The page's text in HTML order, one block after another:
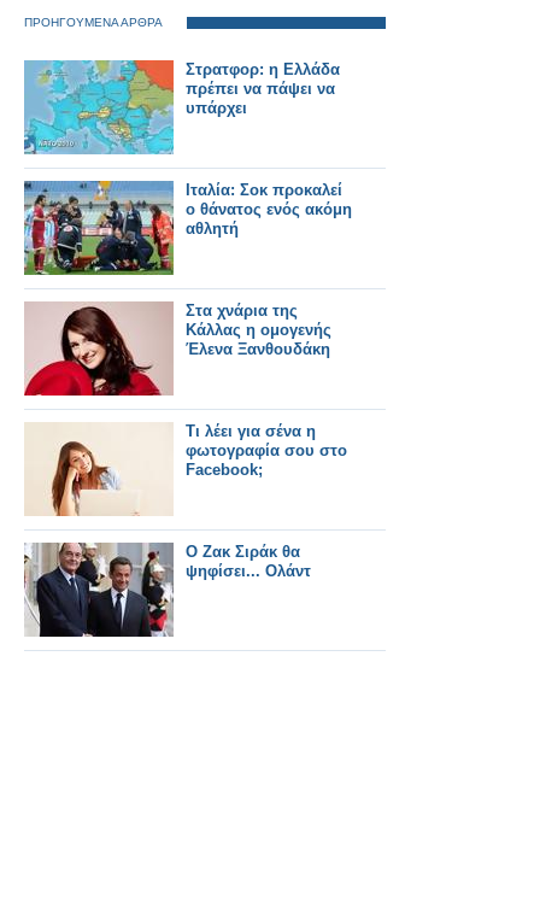
ΠΡΟΗΓΟΥΜΕΝΑ ΑΡΘΡΑ
Στρατφορ: η Ελλάδα
πρέπει να πάψει να
υπάρχει
Ιταλία: Σοκ προκαλεί
ο θάνατος ενός ακόμη
αθλητή
Στα χνάρια της
Κάλλας η ομογενής
Έλενα Ξανθουδάκη
Τι λέει για σένα η
φωτογραφία σου στο
Facebook;
Ο Ζακ Σιράκ θα
ψηφίσει... Ολάντ